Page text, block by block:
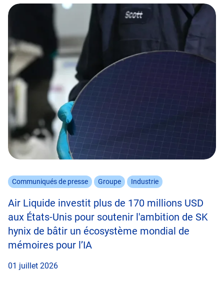
Communiqués de presse Groupe Industrie
Air Liquide investit plus de 170 millions USD
aux États-Unis pour soutenir l'ambition de SK
hynix de bâtir un écosystème mondial de
mémoires pour l’IA
01 juillet 2026